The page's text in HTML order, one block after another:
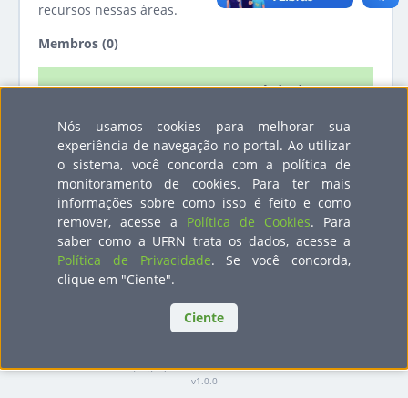
Nós usamos cookies para melhorar sua
experiência de navegação no portal. Ao utilizar
o sistema, você concorda com a política de
monitoramento de cookies. Para ter mais
informações sobre como isso é feito e como
remover, acesse a Política de Cookies. Para
saber como a UFRN trata os dados, acesse a
Política de Privacidade. Se você concorda,
clique em "Ciente".
Ciente
recursos nessas áreas.
Membros (0)
Período de
Nenhum registro encontrado
STI
| sigrh-publico-7fc6bf7bc8-562h9
v1.0.0